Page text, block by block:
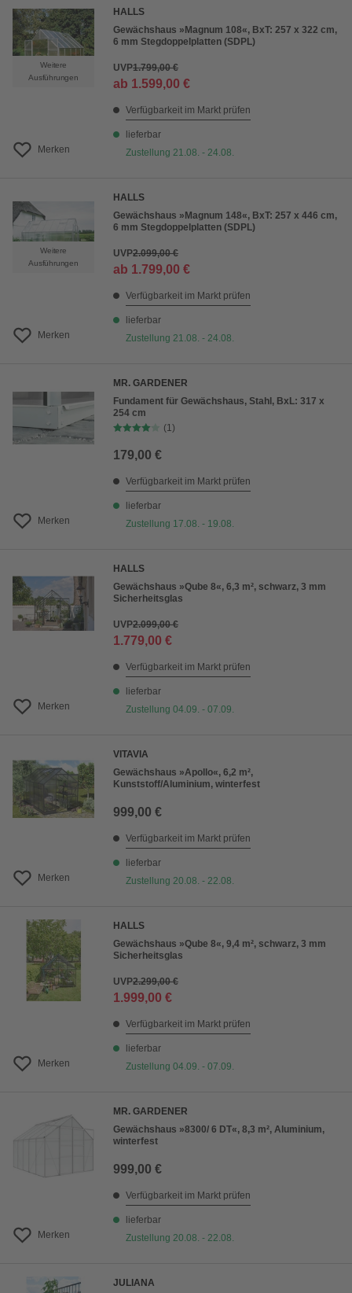
Weitere
Ausführungen
Merken
HALLS
Gewächshaus »Magnum 108«, BxT: 257 x 322 cm,
6 mm Stegdoppelplatten (SDPL)
UVP1.799,00 €
ab 1.599,00 €
Verfügbarkeit im Markt prüfen
lieferbar
Zustellung 21.08. - 24.08.
Weitere
Ausführungen
Merken
HALLS
Gewächshaus »Magnum 148«, BxT: 257 x 446 cm,
6 mm Stegdoppelplatten (SDPL)
UVP2.099,00 €
ab 1.799,00 €
Verfügbarkeit im Markt prüfen
lieferbar
Zustellung 21.08. - 24.08.
Merken
MR. GARDENER
Fundament für Gewächshaus, Stahl, BxL: 317 x
254 cm
(1)
179,00 €
Verfügbarkeit im Markt prüfen
lieferbar
Zustellung 17.08. - 19.08.
Merken
HALLS
Gewächshaus »Qube 8«, 6,3 m², schwarz, 3 mm
Sicherheitsglas
UVP2.099,00 €
1.779,00 €
Verfügbarkeit im Markt prüfen
lieferbar
Zustellung 04.09. - 07.09.
Merken
VITAVIA
Gewächshaus »Apollo«, 6,2 m²,
Kunststoff/Aluminium, winterfest
999,00 €
Verfügbarkeit im Markt prüfen
lieferbar
Zustellung 20.08. - 22.08.
Merken
HALLS
Gewächshaus »Qube 8«, 9,4 m², schwarz, 3 mm
Sicherheitsglas
UVP2.299,00 €
1.999,00 €
Verfügbarkeit im Markt prüfen
lieferbar
Zustellung 04.09. - 07.09.
Merken
MR. GARDENER
Gewächshaus »8300/ 6 DT«, 8,3 m², Aluminium,
winterfest
999,00 €
Verfügbarkeit im Markt prüfen
lieferbar
Zustellung 20.08. - 22.08.
JULIANA